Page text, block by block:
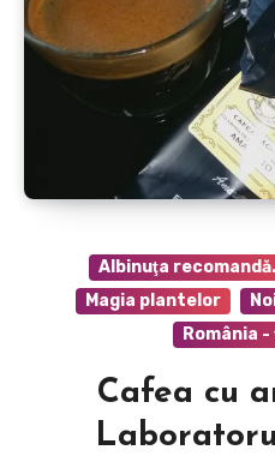
Albinuţa
Magia plantelor
România
Cafea cu